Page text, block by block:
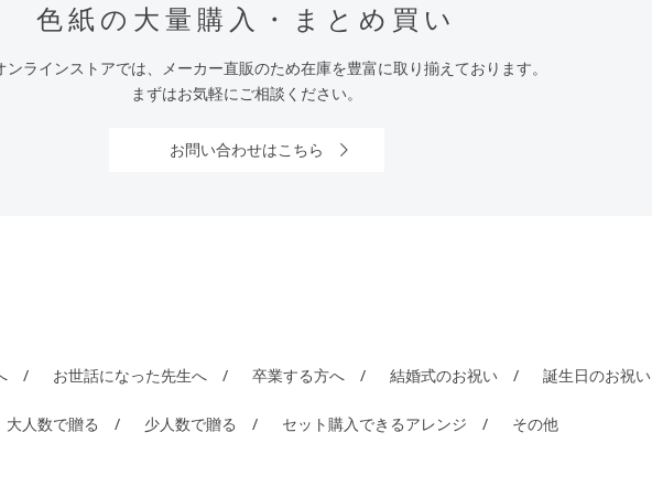
色紙の大量購入・まとめ買い
ンラインストアでは、メーカー直販のため在庫を豊富に取り揃えております。
まずはお気軽にご相談ください。
お問い合わせはこちら
お世話になった先生へ 卒業する方へ 結婚式のお祝い 誕生日のお祝い
大人数で贈る 少人数で贈る セット購入できるアレンジ その他